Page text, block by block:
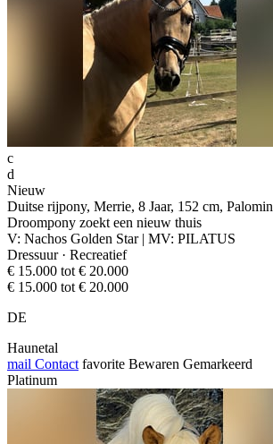
c
d
Nieuw
Duitse rijpony, Merrie, 8 Jaar, 152 cm,
Droompony zoekt een nieuw thuis
V: Nachos Golden Star | MV: PILATUS
Dressuur · Recreatief
€ 15.000 tot € 20.000
€ 15.000 tot € 20.000
DE
Haunetal
mail Contact favorite Bewaren Gemarkeerd
Platinum